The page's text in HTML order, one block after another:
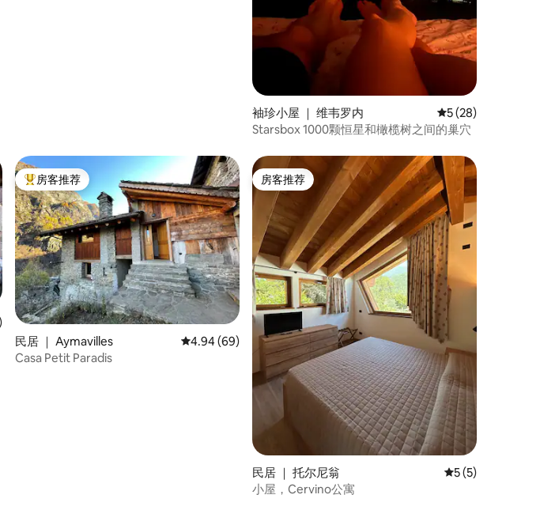
袖珍小屋 ｜ 维韦罗内 平均评分 5 分（满
5 (28)
Starsbox 1000颗恒星和橄榄树之间的巢穴
5 分（满分 5 分），共 10 条评价
热门「房客推荐」
房客推荐
民居 ｜ Aymavilles 平均评分 4.94 分（满分 5 分），共 69 条评价
4.94 (69)
Casa Petit Paradis
房客推荐
房客推荐
民居 ｜ 托尔尼翁 平均评分 5 分（
5 (5)
小屋，Cervino公寓